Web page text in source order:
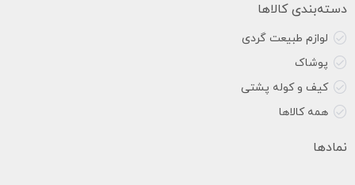
دسته‌بندی کالاها
لوازم طبیعت گردی
پوشاک
کیف و کوله پشتی
همه کالاها
نمادها